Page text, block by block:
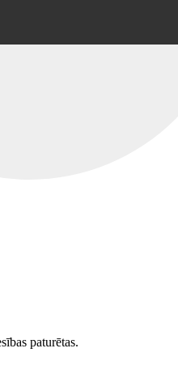
paturētas.